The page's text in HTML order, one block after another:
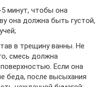
минут, чтобы она
она должна быть густой,
в трещину ванны. Не
смесь должна
Если она
беда, после высыхания